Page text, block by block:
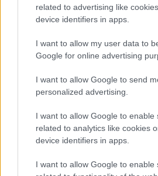
related to advertising like
device identifiers in apps.
I want to allow my user data to
Google for online advertising
I want to allow Google to send
personalized advertising.
I want to allow Google to enable
related to analytics like cookies
device identifiers in apps.
I want to allow Google to enable